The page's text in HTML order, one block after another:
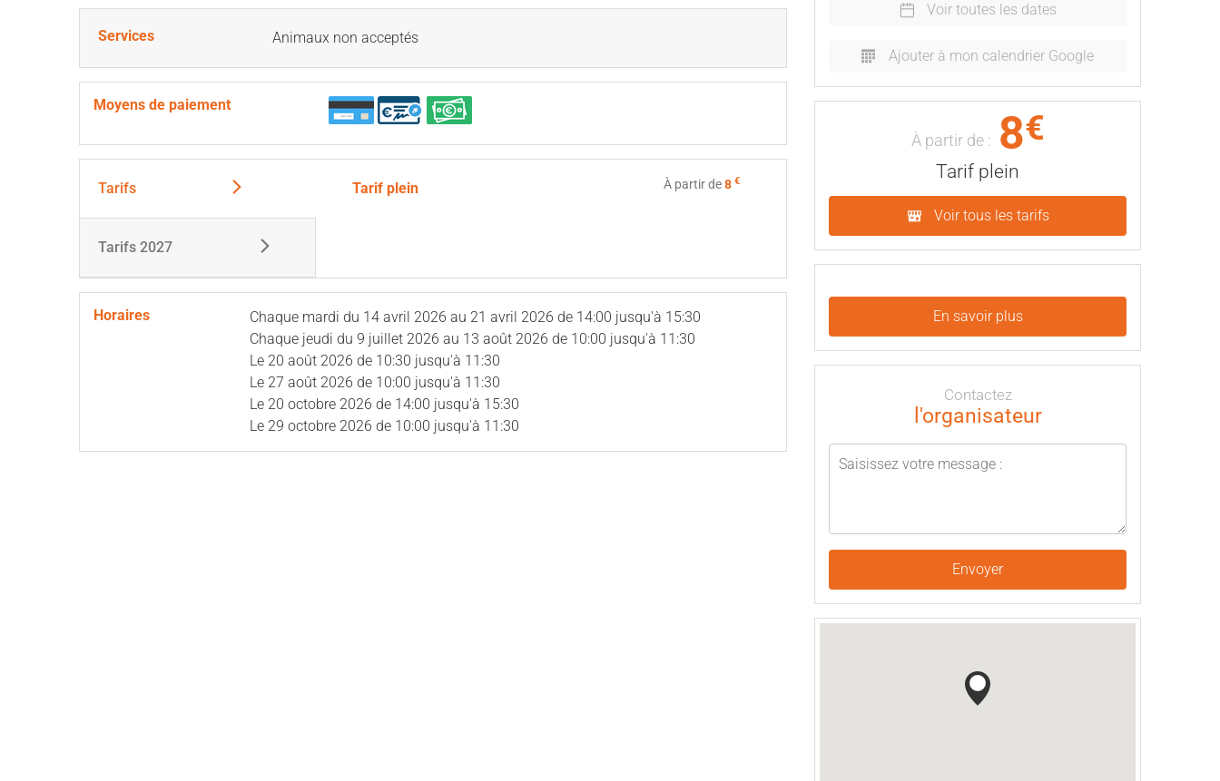
Services Animaux non acceptés
Moyens de paiement
Tarifs
Tarifs 2027
Tarif plein À partir de8 €
Horaires Chaque mardi du 14 avril 2026 au 21 avril 2026 de 14:00 jusqu'à 15:30
Chaque jeudi du 9 juillet 2026 au 13 août 2026 de 10:00 jusqu'à 11:30
Le 20 août 2026 de 10:30 jusqu'à 11:30
Le 27 août 2026 de 10:00 jusqu'à 11:30
Le 20 octobre 2026 de 14:00 jusqu'à 15:30
Le 29 octobre 2026 de 10:00 jusqu'à 11:30
Voir toutes les dates
Ajouter à mon calendrier Google
À partir de : 8€
Tarif plein
Voir tous les tarifs
En savoir plus
Contactez
l'organisateur
Envoyer